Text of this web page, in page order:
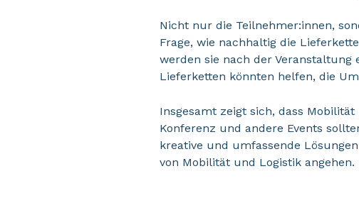
Nicht nur die Teilnehmer:innen,
Frage, wie nachhaltig die
werden sie nach der
Lieferketten könnten helfen, die
Insgesamt zeigt sich, dass
Konferenz und andere Events
kreative und umfassende
von Mobilität und Logistik angehen.